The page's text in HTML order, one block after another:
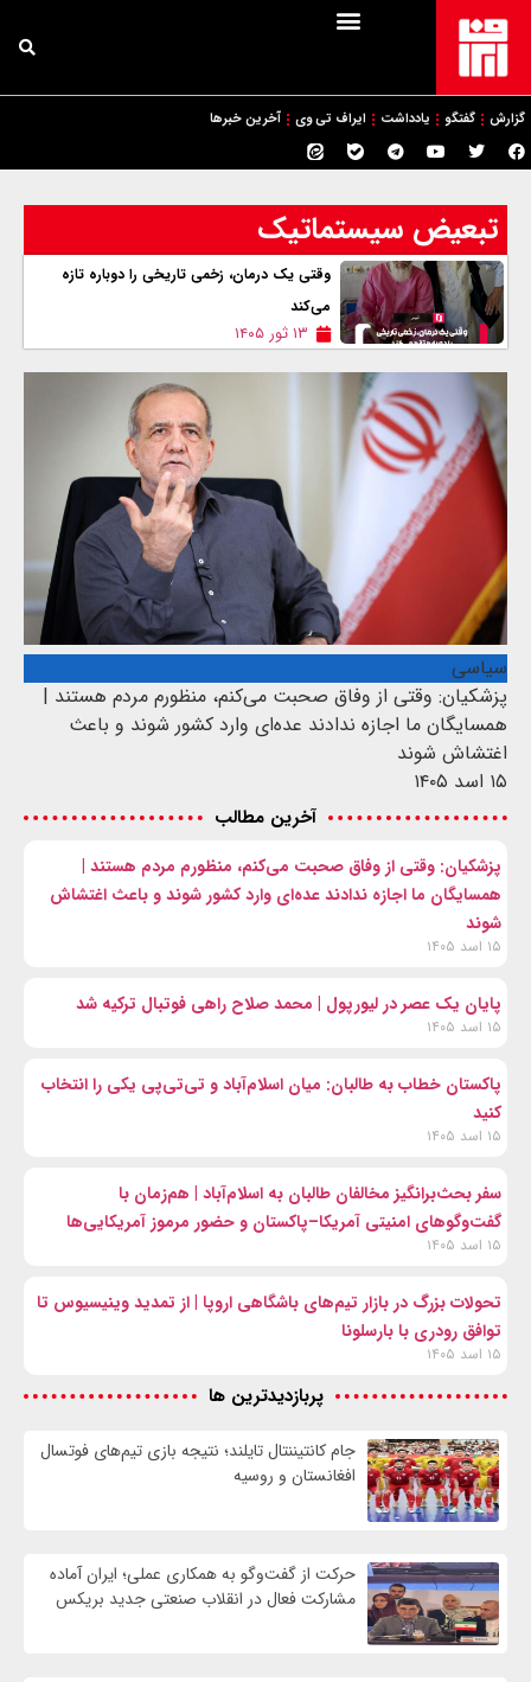
گزارش گفتگو یادداشت ایراف تی وی آخرین خبرها
تبعیض سیستماتیک
وقتی یک درمان، زخمی تاریخی را دوباره تازه
می‌کند
۱۳ ثور ۱۴۰۵
سیاسی
پزشکیان: وقتی از وفاق صحبت می‌کنم، منظورم مردم هستند |
همسایگان ما اجازه ندادند عده‌ای وارد کشور شوند و باعث
اغتشاش شوند
۱۵ اسد ۱۴۰۵
آخرین مطالب
پزشکیان: وقتی از وفاق صحبت می‌کنم، منظورم مردم هستند |
همسایگان ما اجازه ندادند عده‌ای وارد کشور شوند و باعث اغتشاش
شوند
۱۵ اسد ۱۴۰۵
پایان یک عصر در لیورپول | محمد صلاح راهی فوتبال ترکیه شد
۱۵ اسد ۱۴۰۵
پاکستان خطاب به طالبان: میان اسلام‌آباد و تی‌تی‌پی یکی را انتخاب
کنید
۱۵ اسد ۱۴۰۵
سفر بحث‌برانگیز مخالفان طالبان به اسلام‌آباد | هم‌زمان با
گفت‌وگوهای امنیتی آمریکا–پاکستان و حضور مرموز آمریکایی‌ها
۱۵ اسد ۱۴۰۵
تحولات بزرگ در بازار تیم‌های باشگاهی اروپا | از تمدید وینیسیوس تا
توافق رودری با بارسلونا
۱۵ اسد ۱۴۰۵
پربازدیدترین ها
جام کانتیننتال تایلند؛ نتیجه بازی تیم‌های فوتسال
افغانستان و روسیه
حرکت از گفت‌وگو به همکاری عملی؛ ایران آماده
مشارکت فعال در انقلاب صنعتی جدید بریکس